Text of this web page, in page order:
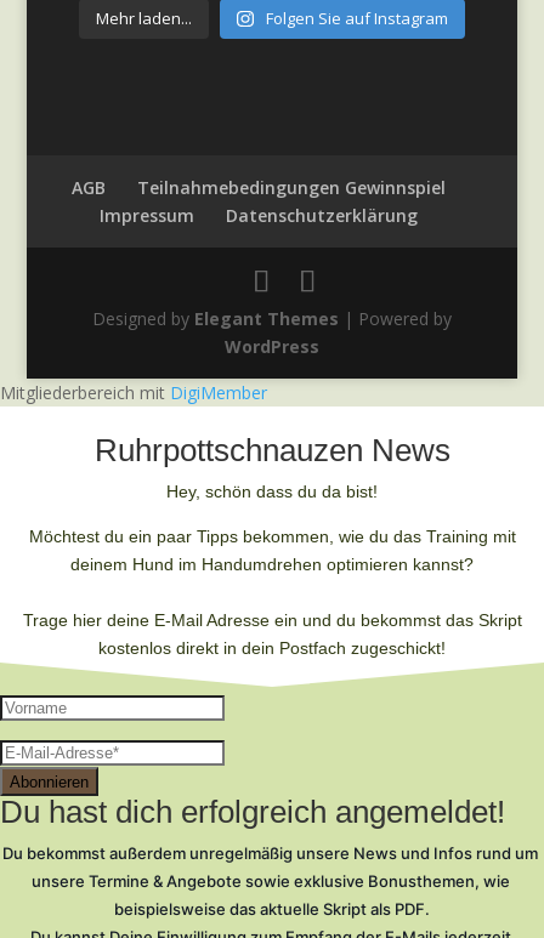
Mehr laden... Folgen Sie auf Instagram
AGB
Teilnahmebedingungen Gewinnspiel
Impressum
Datenschutzerklärung
Designed by Elegant Themes | Powered by
WordPress
Mitgliederbereich mit DigiMember
Ruhrpottschnauzen News
Hey, schön dass du da bist!
Möchtest du ein paar Tipps bekommen, wie du das Training mit
deinem Hund im Handumdrehen optimieren kannst?
Trage hier deine E-Mail Adresse ein und du bekommst das Skript
kostenlos direkt in dein Postfach zugeschickt!
Abonnieren
Du hast dich erfolgreich angemeldet!
Du bekommst außerdem unregelmäßig unsere News und Infos rund um
unsere Termine & Angebote sowie exklusive Bonusthemen, wie
beispielsweise das aktuelle Skript als PDF.